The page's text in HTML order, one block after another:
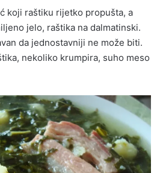
koji raštiku rijetko propušta, a
jelo, raštika na dalmatinski.
da jednostavniji ne može biti.
nekoliko krumpira, suho meso